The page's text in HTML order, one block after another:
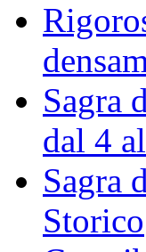
Sagra
dal 4
Sagra
Storico